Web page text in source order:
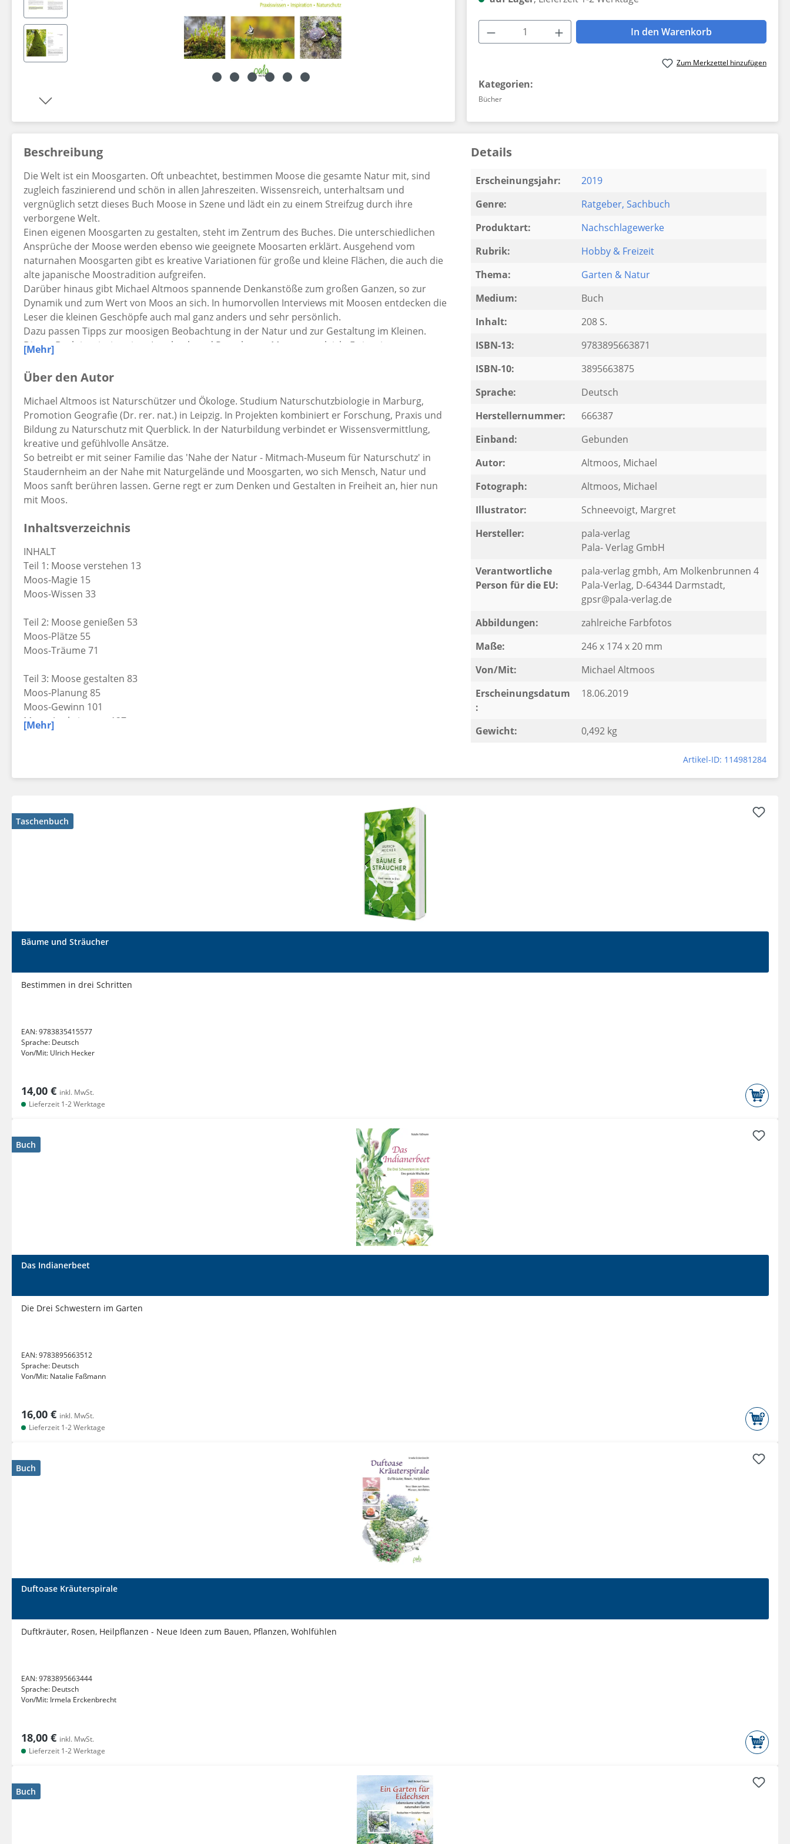
Produkt Anzahl: Gib den gewünschten Wert
In den Warenkorb
Zum Merkzettel hinzufügen
Kategorien:
Bücher
Beschreibung
Die Welt ist ein Moosgarten. Oft unbeachtet, bestimmen Moose die gesamte Natur mit, sind
zugleich faszinierend und schön in allen Jahreszeiten. Wissensreich, unterhaltsam und
vergnüglich setzt dieses Buch Moose in Szene und lädt ein zu einem Streifzug durch ihre
verborgene Welt.
Einen eigenen Moosgarten zu gestalten, steht im Zentrum des Buches. Die unterschiedlichen
Ansprüche der Moose werden ebenso wie geeignete Moosarten erklärt. Ausgehend vom
naturnahen Moosgarten gibt es kreative Variationen für große und kleine Flächen, die auch die
alte japanische Moostradition aufgreifen.
Darüber hinaus gibt Michael Altmoos spannende Denkanstöße zum großen Ganzen, so zur
Dynamik und zum Wert von Moos an sich. In humorvollen Interviews mit Moosen entdecken die
Leser die kleinen Geschöpfe auch mal ganz anders und sehr persönlich.
Dazu passen Tipps zur moosigen Beobachtung in der Natur und zur Gestaltung im Kleinen.
Dieses Buch ist einzigartiges Lesebuch und Ratgeber zu Moosen zugleich. Es ist eine
Natur und Naturschutz gerade durch Moose mit neuen Blickwinkeln entdecken möchten.
Dieses Buch wurde beim Deutschen Gartenbuchpreis 2020 von Schloss Dennenlohe in der
Kategorie der STIHL-Sonderpreise für außergewöhnliche Leistungen mit dem 2. Platz
ausgezeichnet.
[Mehr]
Über den Autor
Michael Altmoos ist Naturschützer und Ökologe. Studium Naturschutzbiologie in Marburg,
Promotion Geografie (Dr. rer. nat.) in Leipzig. In Projekten kombiniert er Forschung, Praxis und
Bildung zu Naturschutz mit Querblick. In der Naturbildung verbindet er Wissensvermittlung,
kreative und gefühlvolle Ansätze.
So betreibt er mit seiner Familie das 'Nahe der Natur - Mitmach-Museum für Naturschutz' in
Staudernheim an der Nahe mit Naturgelände und Moosgarten, wo sich Mensch, Natur und
Moos sanft berühren lassen. Gerne regt er zum Denken und Gestalten in Freiheit an, hier nun
mit Moos.
Inhaltsverzeichnis
INHALT
Teil 1: Moose verstehen 13
Moos-Magie 15
Moos-Wissen 33
Teil 2: Moose genießen 53
Moos-Plätze 55
Moos-Träume 71
Teil 3: Moose gestalten 83
Moos-Planung 85
Moos-Gewinn 101
Moos-Ausbringung 127
Teil 4: Moose mit-denken 165
[Mehr]
Details
Erscheinungsjahr:
2019
Genre:
Ratgeber, Sachbuch
Produktart:
Nachschlagewerke
Rubrik:
Hobby & Freizeit
Thema:
Garten & Natur
Medium:
Buch
Inhalt:
208 S.
ISBN-13:
9783895663871
ISBN-10:
3895663875
Sprache:
Deutsch
Herstellernummer:
666387
Einband:
Gebunden
Autor:
Altmoos, Michael
Fotograph:
Altmoos, Michael
Illustrator:
Schneevoigt, Margret
Hersteller:
pala-verlag
Pala- Verlag GmbH
Verantwortliche
Person für die EU:
pala-verlag gmbh, Am Molkenbrunnen 4
Pala-Verlag, D-64344 Darmstadt,
gpsr@pala-verlag.de
Abbildungen:
zahlreiche Farbfotos
Maße:
246 x 174 x 20 mm
Von/Mit:
Michael Altmoos
Erscheinungsdatum
:
18.06.2019
Gewicht: 0,492 kg
Artikel-ID: 114981284
Taschenbuch
Bäume und Sträucher
Bestimmen in drei Schritten
EAN:9783835415577
Sprache: Deutsch
Von/Mit: Ulrich Hecker
14,00 € inkl. MwSt.
Lieferzeit 1-2 Werktage
Buch
Das Indianerbeet
Die Drei Schwestern im Garten
EAN:9783895663512
Sprache: Deutsch
Von/Mit: Natalie Faßmann
16,00 € inkl. MwSt.
Lieferzeit 1-2 Werktage
Buch
Duftoase Kräuterspirale
Duftkräuter, Rosen, Heilpflanzen - Neue Ideen zum Bauen, Pflanzen, Wohlfühlen
EAN:9783895663444
Sprache: Deutsch
Von/Mit: Irmela Erckenbrecht
18,00 € inkl. MwSt.
Lieferzeit 1-2 Werktage
Buch